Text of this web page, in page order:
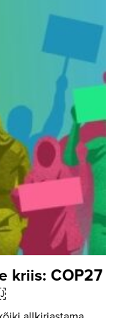
kriis: COP27